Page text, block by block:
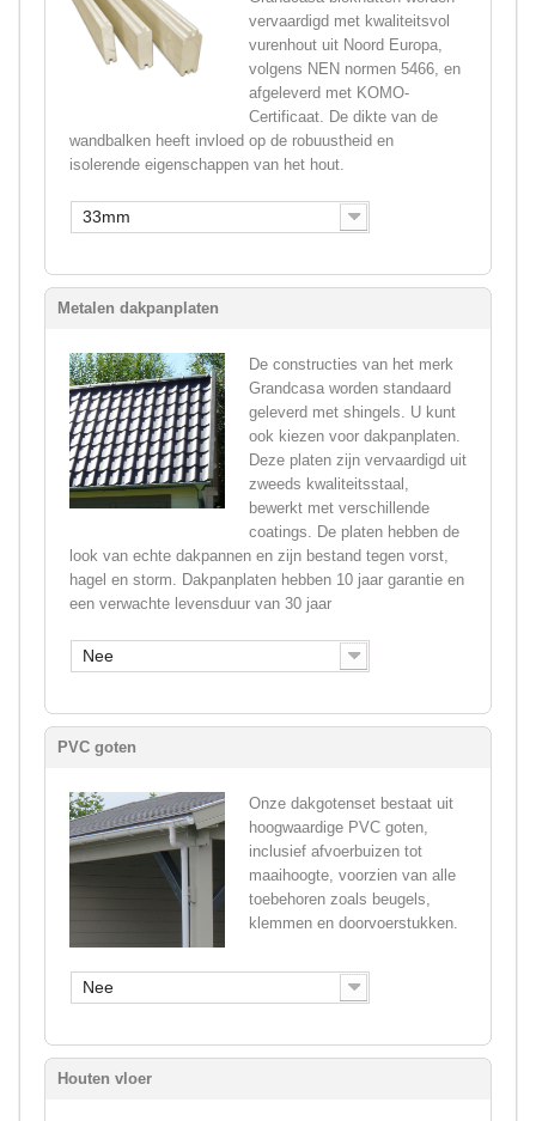
vervaardigd met kwaliteitsvol
vurenhout uit Noord Europa,
volgens NEN normen 5466, en
afgeleverd met KOMO-
Certificaat. De dikte van de
wandbalken heeft invloed op de robuustheid en
isolerende eigenschappen van het hout.
33mm
Metalen dakpanplaten
De constructies van het merk
Grandcasa worden standaard
geleverd met shingels. U kunt
ook kiezen voor dakpanplaten.
Deze platen zijn vervaardigd uit
zweeds kwaliteitsstaal,
bewerkt met verschillende
coatings. De platen hebben de
look van echte dakpannen en zijn bestand tegen vorst,
hagel en storm. Dakpanplaten hebben 10 jaar garantie en
een verwachte levensduur van 30 jaar
Nee
PVC goten
Onze dakgotenset bestaat uit
hoogwaardige PVC goten,
inclusief afvoerbuizen tot
maaihoogte, voorzien van alle
toebehoren zoals beugels,
klemmen en doorvoerstukken.
Nee
Houten vloer